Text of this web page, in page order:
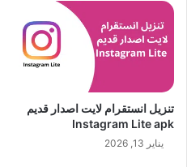
تنزيل انستقرام لايت اصدار قديم
Instagram Lite apk
يناير 13, 2026